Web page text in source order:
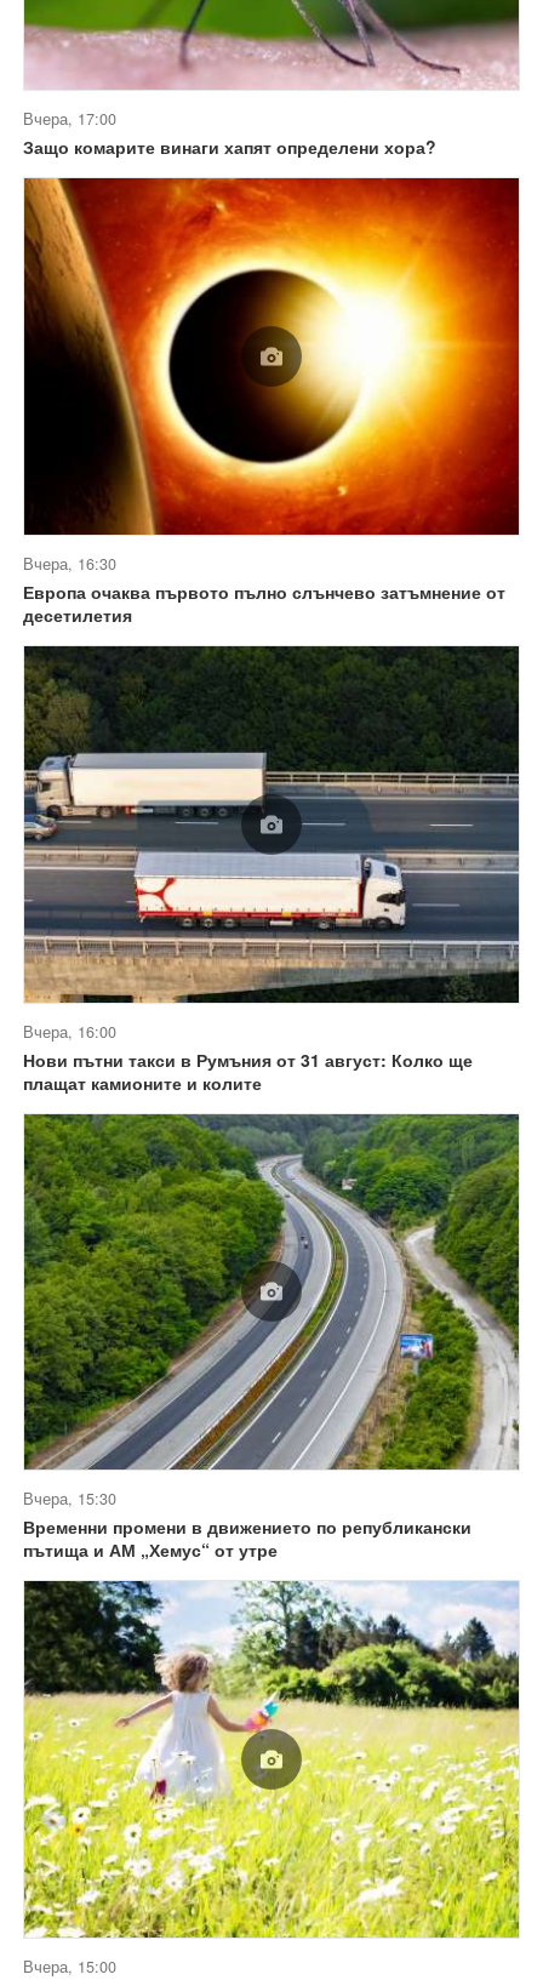
Вчера, 17:00
Защо комарите винаги хапят определени хора?
Вчера, 16:30
Европа очаква първото пълно слънчево затъмнение от
десетилетия
Вчера, 16:00
Нови пътни такси в Румъния от 31 август: Колко ще
плащат камионите и колите
Вчера, 15:30
Временни промени в движението по републикански
пътища и АМ „Хемус“ от утре
Вчера, 15:00